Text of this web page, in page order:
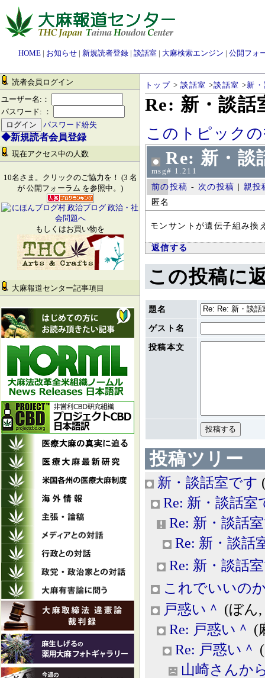
HOME | お知らせ | 新規読者登録 | 談話室 | 大麻検索エンジン | 公開フォ
読者会員ログイン
ユーザー名:：
パスワード: ：
パスワード紛失
◆新規読者会員登録
現在アクセス中の人数
10名さま。クリックのご協力を！ (3 名
が 公開フォーラム を参照中。)
もしくはお買い物を
大麻報道センター記事項目
トップ >談話室 >談話室 >新
Re: 新・談話
このトピック
Re: 新・談
msg# 1.211
前の投稿 - 次の投稿
親投
匿名
モンサントが遺伝子組み換
返信する
この投稿に
題名
ゲスト名
投稿本文
投稿ツリー
新・談話室です
Re: 新・談話室
Re: 新・談話
Re: 新・談話
Re: 新・談話
これでいいの
戸惑い＾ (ぼん,
Re: 戸惑い＾ (
Re: 戸惑い＾
山崎さんか